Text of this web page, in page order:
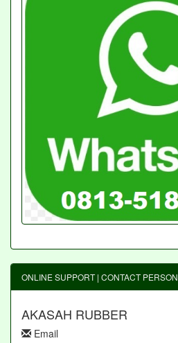
ONLINE SUPPORT | CONTACT PERSON
AKASAH RUBBER
Email